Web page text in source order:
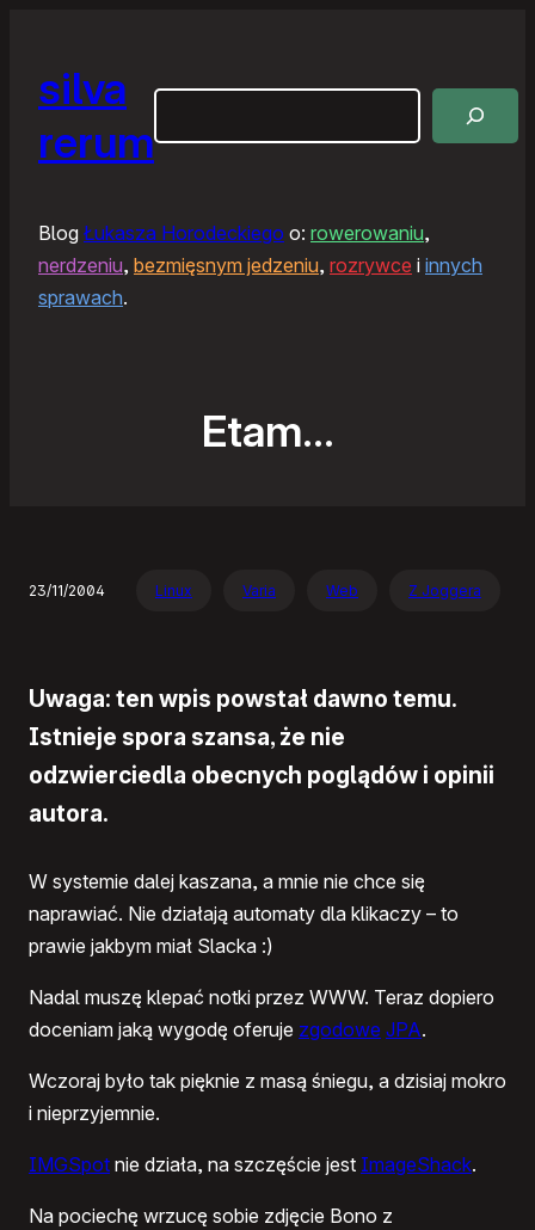
silva
rerum
Blog Łukasza Horodeckiego o: rowerowaniu,
nerdzeniu, bezmięsnym jedzeniu, rozrywce i innych
sprawach.
Etam…
23/11/2004 Linux Varia Web Z Joggera
Uwaga: ten wpis powstał dawno temu.
Istnieje spora szansa, że nie
odzwierciedla obecnych poglądów i opinii
autora.
W systemie dalej kaszana, a mnie nie chce się
naprawiać. Nie działają automaty dla klikaczy – to
prawie jakbym miał Slacka :)
Nadal muszę klepać notki przez WWW. Teraz dopiero
doceniam jaką wygodę oferuje zgodowe JPA.
Wczoraj było tak pięknie z masą śniegu, a dzisiaj mokro
i nieprzyjemnie.
IMGSpot nie działa, na szczęście jest ImageShack.
Na pociechę wrzucę sobie zdjęcie Bono z